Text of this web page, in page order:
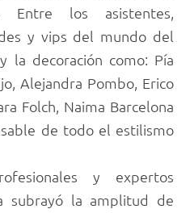
Entre los asistentes,
y vips del mundo del
la decoración como: Pía
Alejandra Pombo, Erico
Folch, Naima Barcelona
de todo el estilismo
y expertos
subrayó la amplitud de